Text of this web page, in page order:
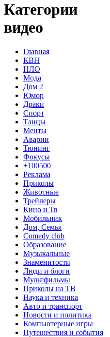
Категории
видео
Главная
КВН
НЛО
Мода
Дом 2
Юмор
Драки
Спорт
Танцы
Менты
Аварии
Тюнинг
Фокусы
+100500
Реклама
Приколы
Животные
Трейлеры
Кино и Тв
Мобильник
Дом, Семья
Comedy club
Образование
Музыкальные
Знаменитости
Люди и блоги
Мультфильмы
Приколы на ТВ
Наука и техника
Авто и транспорт
Новости и политика
Компьютерные игры
Путешествия и события